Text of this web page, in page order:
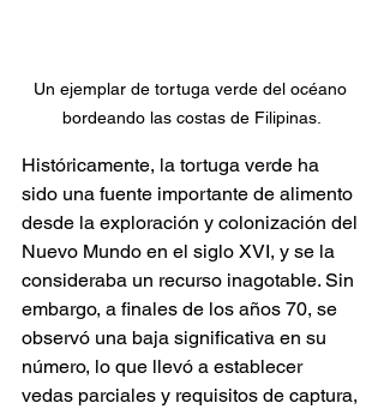
Un ejemplar de tortuga verde del océano
bordeando las costas de Filipinas.
Históricamente, la tortuga verde ha
sido una fuente importante de alimento
desde la exploración y colonización del
Nuevo Mundo en el siglo XVI, y se la
consideraba un recurso inagotable. Sin
embargo, a finales de los años 70, se
observó una baja significativa en su
número, lo que llevó a establecer
vedas parciales y requisitos de captura,